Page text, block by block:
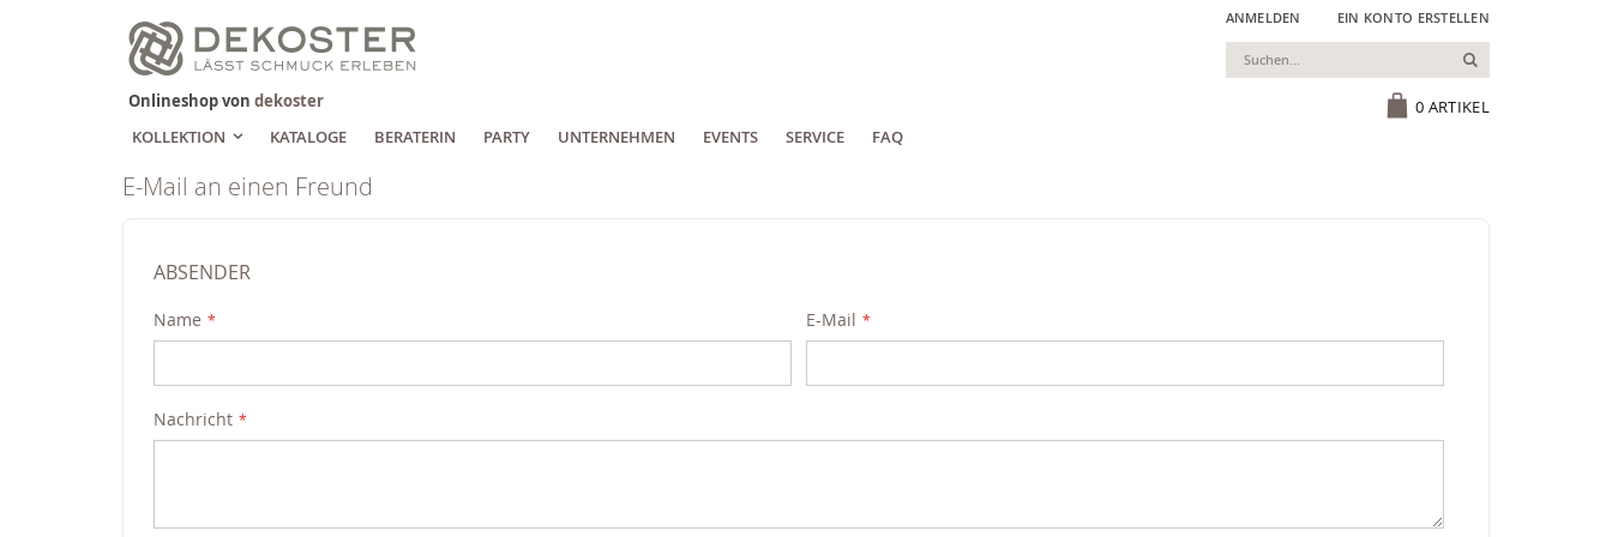
Zum
Inhalt
springen
ANMELDEN EIN KONTO ERSTELLEN
0 ARTIKEL
Suchen
Onlineshop von dekoster
KOLLEKTION
KATALOGE BERATERIN PARTY UNTERNEHMEN EVENTS SERVICE FAQ
E-Mail an einen Freund
ABSENDER
Name E-Mail
Nachricht